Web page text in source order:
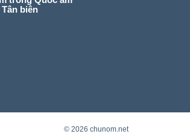
biên
© 2026 chunom.net